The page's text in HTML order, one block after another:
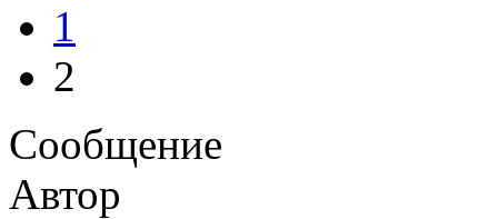
1
2
Сообщение
Автор